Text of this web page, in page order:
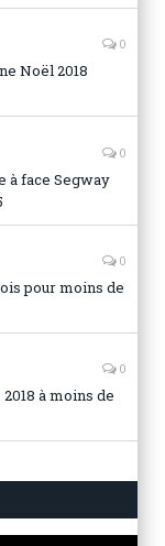
0
Noël 2018
0
à face Segway
0
pour moins de
0
à moins de